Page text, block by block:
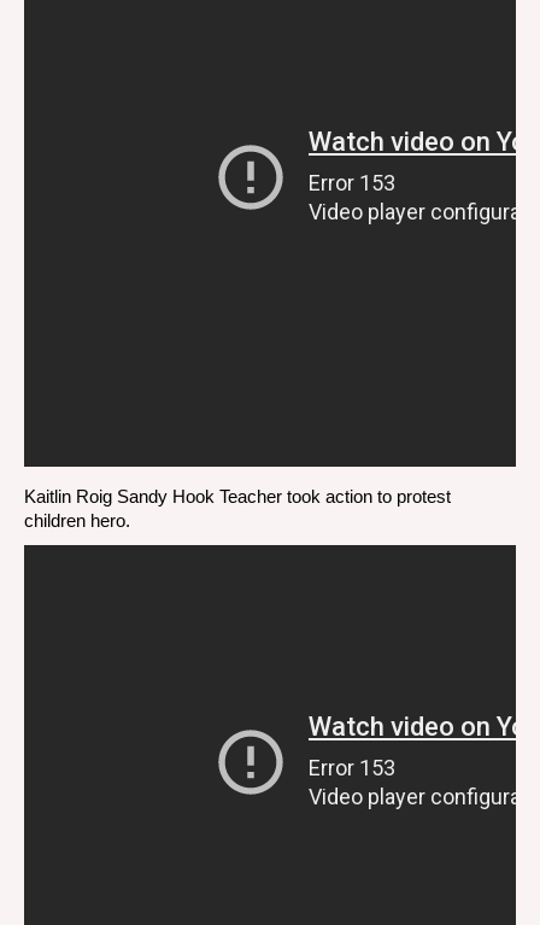
Kaitlin Roig Sandy Hook Teacher took action to protest
children hero.